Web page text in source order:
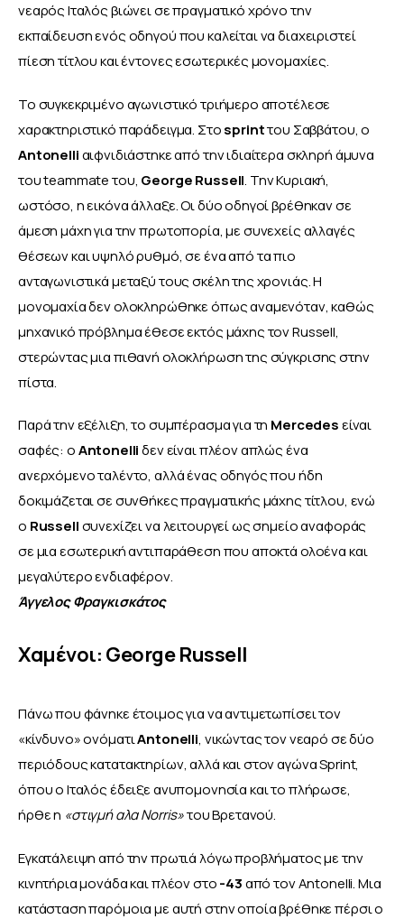
νεαρός Ιταλός βιώνει σε πραγματικό χρόνο την
εκπαίδευση ενός οδηγού που καλείται να διαχειριστεί
πίεση τίτλου και έντονες εσωτερικές μονομαχίες.
Το συγκεκριμένο αγωνιστικό τριήμερο αποτέλεσε
χαρακτηριστικό παράδειγμα. Στο sprint του Σαββάτου, ο
Antonelli αιφνιδιάστηκε από την ιδιαίτερα σκληρή άμυνα
του teammate του, George Russell. Την Κυριακή,
ωστόσο, η εικόνα άλλαξε. Οι δύο οδηγοί βρέθηκαν σε
άμεση μάχη για την πρωτοπορία, με συνεχείς αλλαγές
θέσεων και υψηλό ρυθμό, σε ένα από τα πιο
ανταγωνιστικά μεταξύ τους σκέλη της χρονιάς. Η
μονομαχία δεν ολοκληρώθηκε όπως αναμενόταν, καθώς
μηχανικό πρόβλημα έθεσε εκτός μάχης τον Russell,
στερώντας μια πιθανή ολοκλήρωση της σύγκρισης στην
πίστα.
Παρά την εξέλιξη, το συμπέρασμα για τη Mercedes είναι
σαφές: ο Antonelli δεν είναι πλέον απλώς ένα
ανερχόμενο ταλέντο, αλλά ένας οδηγός που ήδη
δοκιμάζεται σε συνθήκες πραγματικής μάχης τίτλου, ενώ
ο Russell συνεχίζει να λειτουργεί ως σημείο αναφοράς
σε μια εσωτερική αντιπαράθεση που αποκτά ολοένα και
μεγαλύτερο ενδιαφέρον.
Άγγελος Φραγκισκάτος
Χαμένοι: George Russell
Πάνω που φάνηκε έτοιμος για να αντιμετωπίσει τον
«κίνδυνο» ονόματι Antonelli, νικώντας τον νεαρό σε δύο
περιόδους κατατακτηρίων, αλλά και στον αγώνα Sprint,
όπου ο Ιταλός έδειξε ανυπομονησία και το πλήρωσε,
ήρθε η «στιγμή αλα Norris» του Βρετανού.
Εγκατάλειψη από την πρωτιά λόγω προβλήματος με την
κινητήρια μονάδα και πλέον στο -43 από τον Antonelli. Μια
κατάσταση παρόμοια με αυτή στην οποία βρέθηκε πέρσι ο